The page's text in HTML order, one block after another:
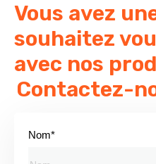
Vous avez
souhaitez
avec nos
Contactez-
Nom*